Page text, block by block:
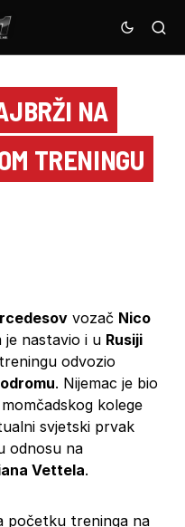
NA
TRENINGU
vozač Nico
nastavio i u Rusiji
odvozio
. Nijemac je bio
kolege
svjetski prvak
odnosu na
Vettela.
početku treninga na